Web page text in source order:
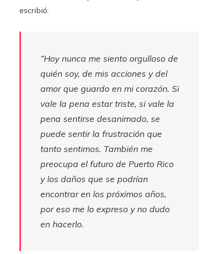
escribió:
“Hoy nunca me siento orgulloso de
quién soy, de mis acciones y del
amor que guardo en mi corazón. Si
vale la pena estar triste, si vale la
pena sentirse desanimado, se
puede sentir la frustración que
tanto sentimos. También me
preocupa el futuro de Puerto Rico
y los daños que se podrían
encontrar en los próximos años,
por eso me lo expreso y no dudo
en hacerlo.